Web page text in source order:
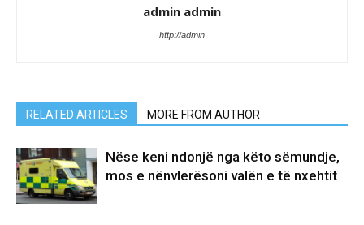
admin admin
http://admin
RELATED ARTICLES MORE FROM AUTHOR
Nëse keni ndonjë nga këto sëmundje,
mos e nënvlerësoni valën e të nxehtit